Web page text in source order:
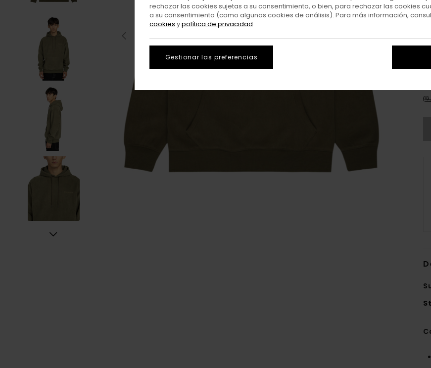
rechazar las cookies sujetas a su consentimiento, o bien, para rechazar las cookies
a su consentimiento (como algunas cookies de análisis). Para más información,
cookies ypolítica de privacidad
Gestionar las preferencias